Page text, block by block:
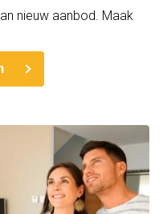
nieuw aanbod. Maak